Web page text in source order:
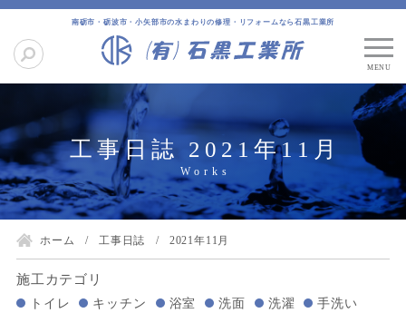
南砺市・砺波市・小矢部市の水まわりの修理・リフォームなら石黒工業所
工事日誌 2021年11月
ホーム 工事日誌 2021年11月
施工カテゴリ
トイレ キッチン 浴室 洗面 洗濯
手洗い